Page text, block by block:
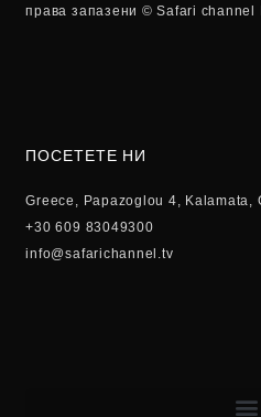
права запазени © Safari channel
ПОСЕТЕТЕ НИ
Greece, Papazoglou 4, Kalamata,
+30 609 83049300
info@safarichannel.tv